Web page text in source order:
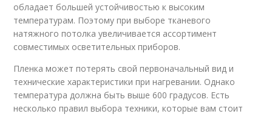
обладает большей устойчивостью к высоким
температурам. Поэтому при выборе тканевого
натяжного потолка увеличивается ассортимент
совместимых осветительных приборов.
Пленка может потерять свой первоначальный вид и
технические характеристики при нагревании. Однако
температура должна быть выше 600 градусов. Есть
несколько правил выбора техники, которые вам стоит